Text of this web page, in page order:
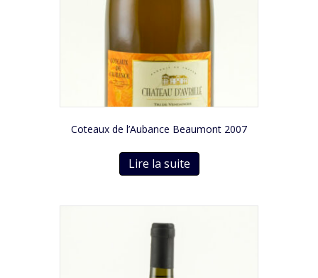
Coteaux de l’Aubance Beaumont 2007
Lire la suite